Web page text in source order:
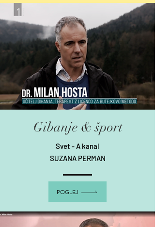
Gibanje & šport
Svet - A kanal
SUZANA PERMAN
POGLEJ